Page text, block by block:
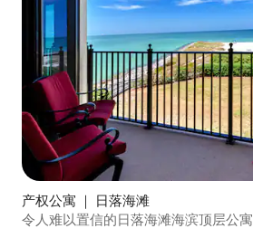
产权公寓 ｜ 日落海滩
令人难以置信的日落海滩海滨顶层公寓